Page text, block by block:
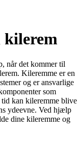
kilerem
når det kommer til
Kileremme er en
og er ansvarlige
som
kan kileremme blive
ydeevne. Ved hjælp
dine kileremme og